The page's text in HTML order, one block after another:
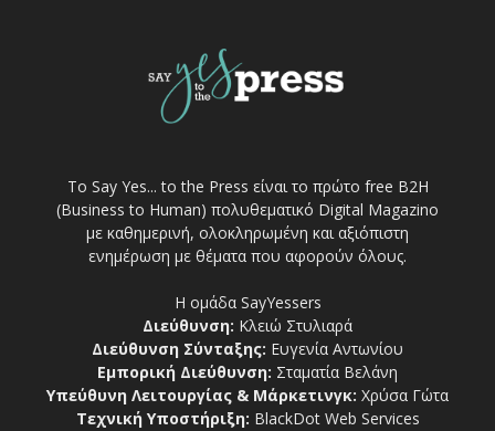
Το Say Yes... to the Press είναι το πρώτο free Β2Η
(Business to Human) πολυθεματικό Digital Magazino
με καθημερινή, ολοκληρωμένη και αξιόπιστη
ενημέρωση με θέματα που αφορούν όλους.
Η ομάδα SayYessers
Διεύθυνση: Κλειώ Στυλιαρά
Διεύθυνση Σύνταξης: Ευγενία Αντωνίου
Εμπορική Διεύθυνση: Σταματία Βελάνη
Υπεύθυνη Λειτουργίας & Μάρκετινγκ: Χρύσα Γώτα
Τεχνική Υποστήριξη: BlackDot Web Services